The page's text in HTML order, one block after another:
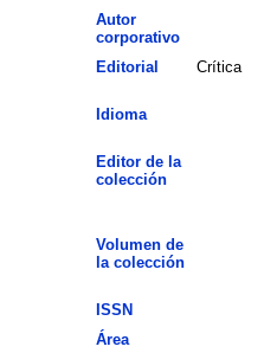
Autor
corporativo
Editorial Crítica
Idioma
Editor de la
colección
Volumen de
la colección
ISSN
Área